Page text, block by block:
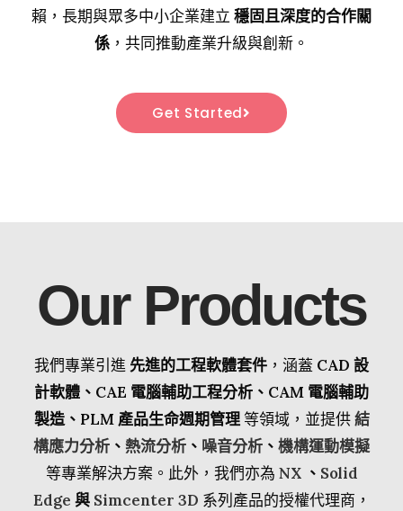
賴，長期與眾多中小企業建立 穩固且深度的合作關
係 ，共同推動產業升級與創新。
Get Started
Our Products
我們專業引進 先進的工程軟體套件 ，涵蓋 CAD 設
計軟體、CAE 電腦輔助工程分析、CAM 電腦輔助
製造、PLM 產品生命週期管理等領域，並提供結
構應力分析 、 熱流分析 、 噪音分析 、 機構運動模擬
等專業解決方案。此外，我們亦為 NX、 Solid
Edge 與 Simcenter 3D 系列產品的授權代理商，